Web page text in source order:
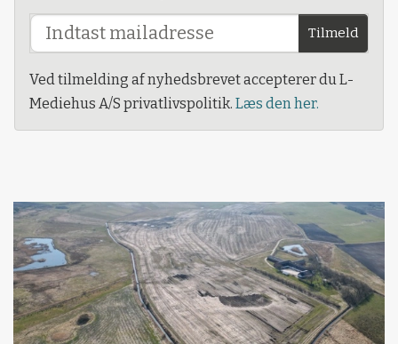
Tilmeld
Ved tilmelding af nyhedsbrevet accepterer du L-
Mediehus A/S privatlivspolitik. Læs den her.